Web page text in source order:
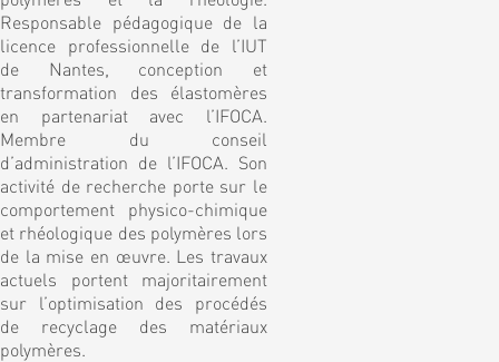
Responsable pédagogique de la
licence professionnelle de l’IUT
de Nantes, conception et
transformation des élastomères
en partenariat avec l’IFOCA.
Membre du conseil
d’administration de l’IFOCA. Son
activité de recherche porte sur le
comportement physico-chimique
et rhéologique des polymères lors
de la mise en œuvre. Les travaux
actuels portent majoritairement
sur l’optimisation des procédés
de recyclage des matériaux
polymères.